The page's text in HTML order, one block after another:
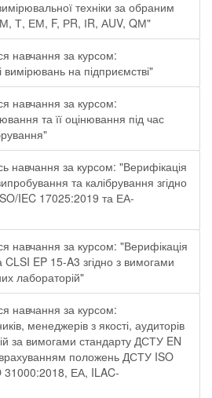
техніки за обраним
Т, ЕМ, F, РR, ІR, АUV, QМ"
навчання за курсом:
на підприємстві"
навчання за курсом:
та її оцінювання під час
навчання за курсом: "Верифікація
та калібрування згідно
IEC 17025:2019 та ЕА-
навчання за курсом: "Верифікація
CLSI EP 15-A3 згідно з вимогами
лабораторій"
навчання за курсом:
менеджерів з якості, аудиторів
за вимогами стандарту ДСТУ EN
положень ДСТУ ISO
ЕА, ILAC-